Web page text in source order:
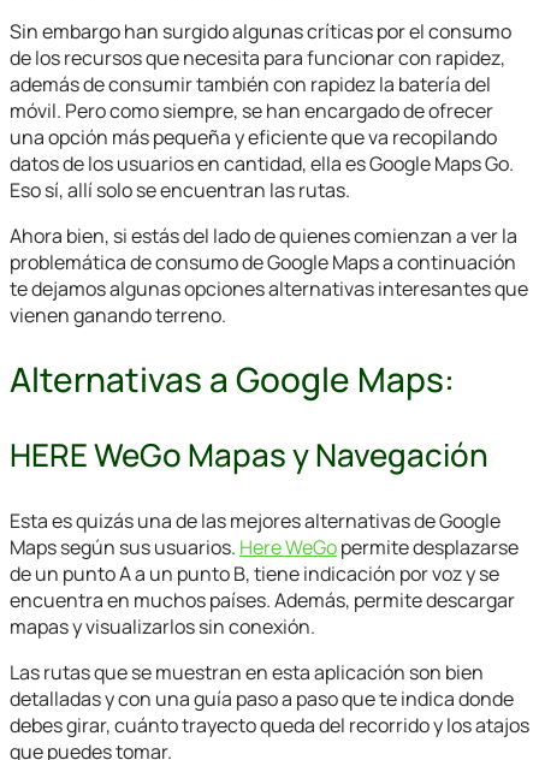
Sin embargo han surgido algunas críticas por el consumo
de los recursos que necesita para funcionar con rapidez,
además de consumir también con rapidez la batería del
móvil. Pero como siempre, se han encargado de ofrecer
una opción más pequeña y eficiente que va recopilando
datos de los usuarios en cantidad, ella es Google Maps Go.
Eso sí, allí solo se encuentran las rutas.
Ahora bien, si estás del lado de quienes comienzan a ver la
problemática de consumo de Google Maps a continuación
te dejamos algunas opciones alternativas interesantes que
vienen ganando terreno.
Alternativas a Google Maps:
HERE WeGo Mapas y Navegación
Esta es quizás una de las mejores alternativas de Google
Maps según sus usuarios. Here WeGopermite desplazarse
de un punto A a un punto B, tiene indicación por voz y se
encuentra en muchos países. Además, permite descargar
mapas y visualizarlos sin conexión.
Las rutas que se muestran en esta aplicación son bien
detalladas y con una guía paso a paso que te indica donde
debes girar, cuánto trayecto queda del recorrido y los atajos
que puedes tomar.